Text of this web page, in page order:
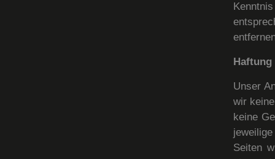
Unser
wir
keine
Seiten